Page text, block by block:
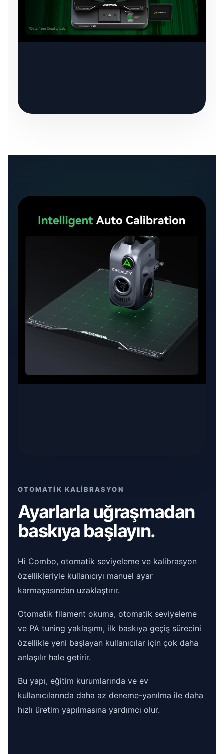
OTOMATİK KALİBRASYON
Ayarlarla uğraşmadan
baskıya başlayın.
Hi Combo, otomatik seviyeleme ve kalibrasyon
özellikleriyle kullanıcıyı manuel ayar
karmaşasından uzaklaştırır.
Otomatik filament okuma, otomatik seviyeleme
ve PA tuning yaklaşımı, ilk baskıya geçiş sürecini
özellikle yeni başlayan kullanıcılar için çok daha
anlaşılır hale getirir.
Bu yapı, eğitim kurumlarında ve ev
kullanıcılarında daha az deneme-yanılma ile daha
hızlı üretim yapılmasına yardımcı olur.